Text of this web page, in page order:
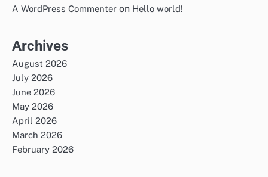
A WordPress Commenter on Hello world!
Archives
August 2026
July 2026
June 2026
May 2026
April 2026
March 2026
February 2026